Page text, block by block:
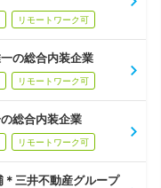
リモートワーク可
の総合内装企業
リモートワーク可
総合内装企業
リモートワーク可
＊三井不動産グループ